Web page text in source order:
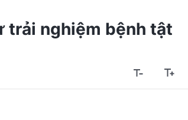
trải nghiệm bệnh tật